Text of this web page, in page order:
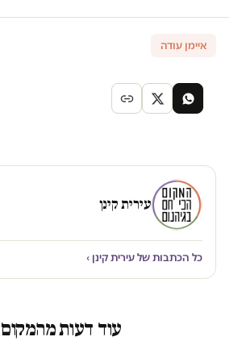
איימן עודה
עירית קינן
כל הכתבות של עירית קינן ›
עוד דעות מהמקום